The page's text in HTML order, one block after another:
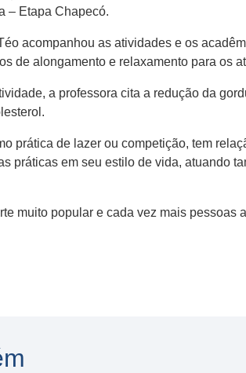
– Etapa Chapecó.
acompanhou as atividades e os
de alongamento e relaxamento para os
a professora cita a redução da
prática de lazer ou competição, tem
práticas em seu estilo de vida, atuando
muito popular e cada vez mais